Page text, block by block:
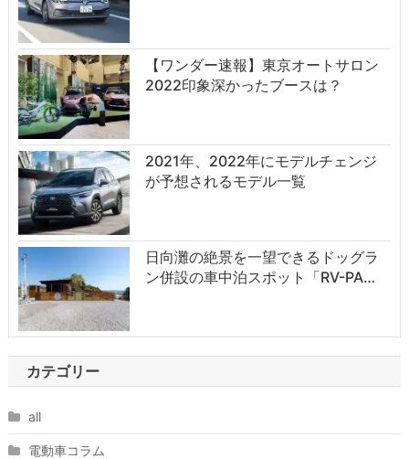
【ワンダー速報】東京オートサロン
2022印象深かったブースは？
2021年、2022年にモデルチェンジ
が予想されるモデル一覧
日向灘の絶景を一望できるドッグラ
ン併設の車中泊スポット「RV-PA…
カテゴリー
all
電動車コラム